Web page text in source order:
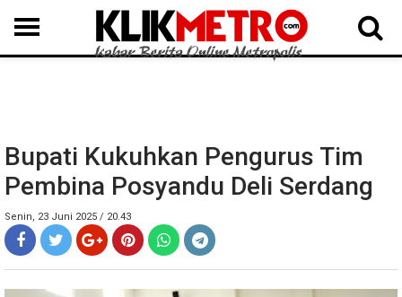
MEDAN LANGKAT DAIRI SAMOSIR TAPUT BATUBARA DELISERDANG
Bupati Kukuhkan Pengurus Tim
Pembina Posyandu Deli Serdang
Senin, 23 Juni 2025 / 20.43